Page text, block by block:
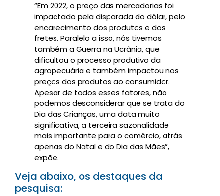
“Em 2022, o preço das mercadorias foi
impactado pela disparada do dólar, pelo
encarecimento dos produtos e dos
fretes. Paralelo a isso, nós tivemos
também a Guerra na Ucrânia, que
dificultou o processo produtivo da
agropecuária e também impactou nos
preços dos produtos ao consumidor.
Apesar de todos esses fatores, não
podemos desconsiderar que se trata do
Dia das Crianças, uma data muito
significativa, a terceira sazonalidade
mais importante para o comércio, atrás
apenas do Natal e do Dia das Mães”,
expõe.
Veja abaixo, os destaques da
pesquisa: